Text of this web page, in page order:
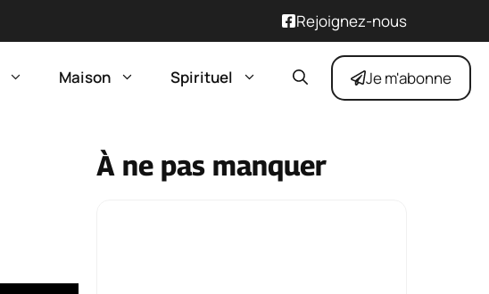
Rejoignez-nous
Maison Spirituel Je m'abonne
À ne pas manquer